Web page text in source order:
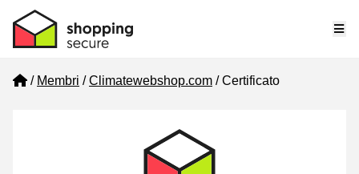
Home
Membri Climatewebshop.com Certificato